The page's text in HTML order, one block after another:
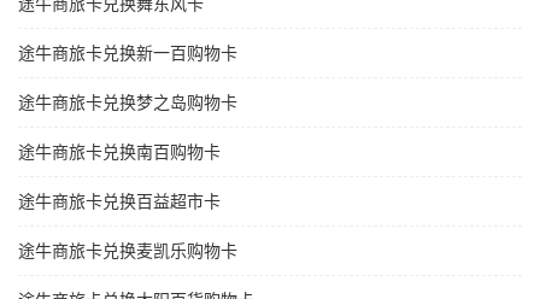
途牛商旅卡兑换新一百购物卡
途牛商旅卡兑换梦之岛购物卡
途牛商旅卡兑换南百购物卡
途牛商旅卡兑换百益超市卡
途牛商旅卡兑换麦凯乐购物卡